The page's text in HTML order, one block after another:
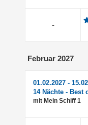
-
Februar 2027
01.02.2027 -
14 Nächte - Best
mit Mein Schiff 1